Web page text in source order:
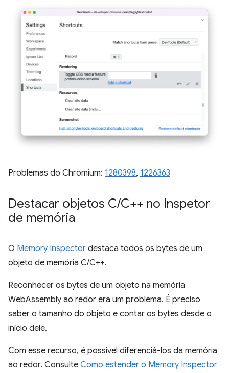
Problemas do Chromium: 1280398, 1226363
Destacar objetos C/C++ no Inspetor
de memória
O Memory Inspector destaca todos os bytes de um
objeto de memória C/C++.
Reconhecer os bytes de um objeto na memória
WebAssembly ao redor era um problema. É preciso
saber o tamanho do objeto e contar os bytes desde o
início dele.
Com esse recurso, é possível diferenciá-los da memória
ao redor. Consulte Como estender o Memory Inspector